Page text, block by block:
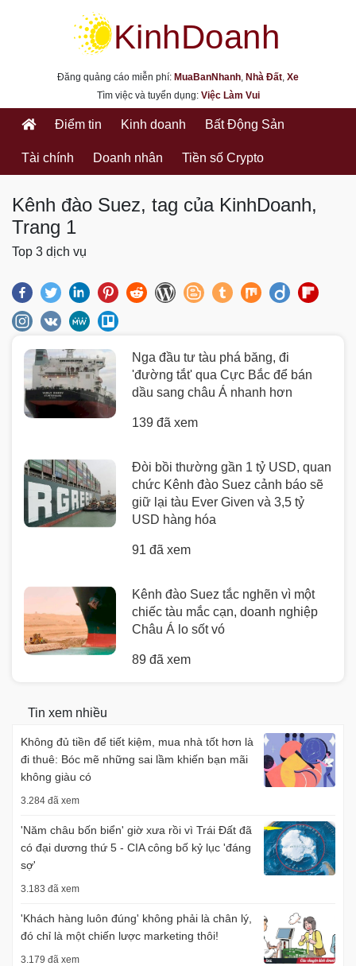
kinhdoanh.muabannhanh.com
Đăng quảng cáo miễn phí: MuaBanNhanh, Nhà Đất, Xe
Tìm việc và tuyển dụng: Việc Làm Vui
Điểm tin Kinh doanh Bất Động Sản
Tài chính Doanh nhân Tiền số Crypto
Kênh đào Suez, tag của KinhDoanh,
Trang 1
Top 3 dịch vụ
Nga đầu tư tàu phá băng, đi
'đường tắt' qua Cực Bắc để bán
dầu sang châu Á nhanh hơn
139 đã xem
Đòi bồi thường gần 1 tỷ USD, quan
chức Kênh đào Suez cảnh báo sẽ
giữ lại tàu Ever Given và 3,5 tỷ
USD hàng hóa
91 đã xem
Kênh đào Suez tắc nghẽn vì một
chiếc tàu mắc cạn, doanh nghiệp
Châu Á lo sốt vó
89 đã xem
Tin xem nhiều
Không đủ tiền để tiết kiệm, mua nhà tốt hơn là
đi thuê: Bóc mẽ những sai lầm khiến bạn mãi
không giàu có
3.284 đã xem
'Năm châu bốn biển' giờ xưa rồi vì Trái Đất đã
có đại dương thứ 5 - CIA công bố kỷ lục 'đáng
sợ'
3.183 đã xem
'Khách hàng luôn đúng' không phải là chân lý,
đó chỉ là một chiến lược marketing thôi!
3.179 đã xem